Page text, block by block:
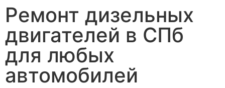
Ремонт дизельных
двигателей в СПб
для любых
автомобилей